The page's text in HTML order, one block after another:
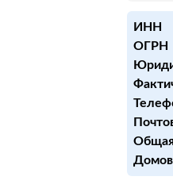
ИНН
ОГРН
Домов